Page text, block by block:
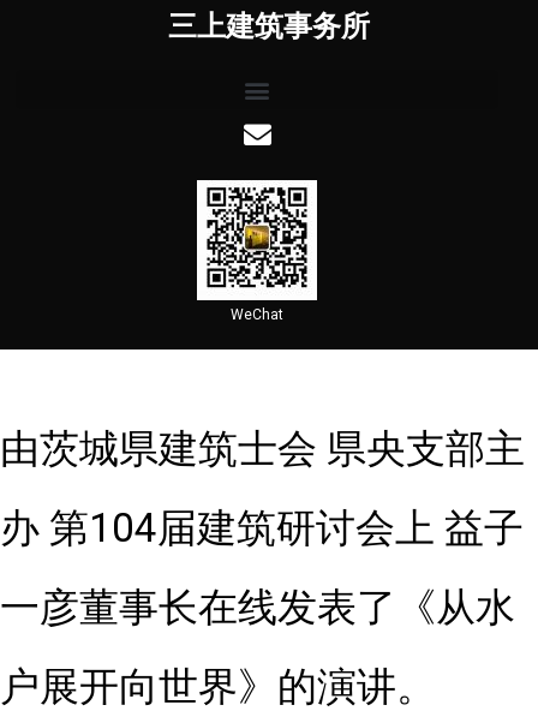
三上建筑事务所
WeChat
由茨城県建筑士会 県央支部主
办 第104届建筑研讨会上 益子
一彦董事长在线发表了《从水
户展开向世界》的演讲。